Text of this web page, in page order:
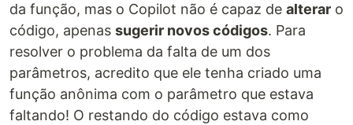
da função, mas o Copilot não é capaz de alterar o
código, apenas sugerir novos códigos. Para
resolver o problema da falta de um dos
parâmetros, acredito que ele tenha criado uma
função anônima com o parâmetro que estava
faltando! O restando do código estava como